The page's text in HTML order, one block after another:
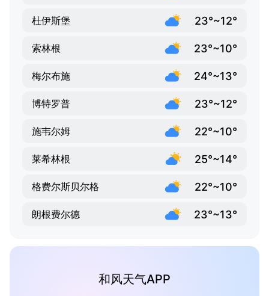
杜伊斯堡 23°~12°
索林根 23°~10°
梅尔布施 24°~13°
博特罗普 23°~12°
施韦尔姆 22°~10°
莱希林根 25°~14°
格费尔斯贝尔格 22°~10°
朗根费尔德 23°~13°
和风天气APP